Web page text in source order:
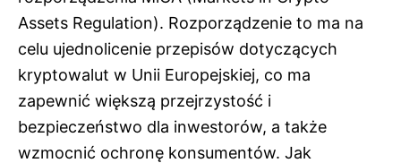
Assets Regulation). Rozporządzenie to ma na
celu ujednolicenie przepisów dotyczących
kryptowalut w Unii Europejskiej, co ma
zapewnić większą przejrzystość i
bezpieczeństwo dla inwestorów, a także
wzmocnić ochronę konsumentów. Jak